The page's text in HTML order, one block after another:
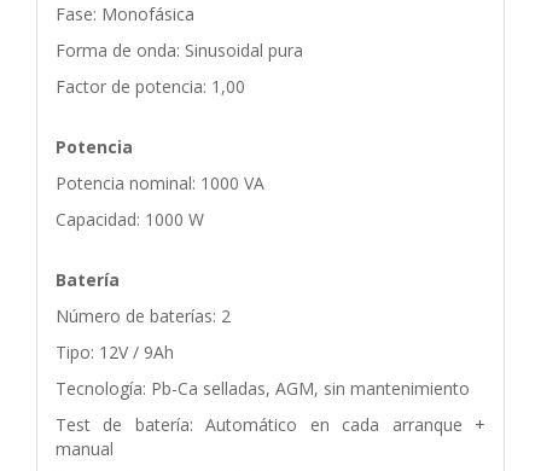
Fase: Monofásica
Forma de onda: Sinusoidal pura
Factor de potencia: 1,00
Potencia
Potencia nominal: 1000 VA
Capacidad: 1000 W
Batería
Número de baterías: 2
Tipo: 12V / 9Ah
Tecnología: Pb-Ca selladas, AGM, sin mantenimiento
Test de batería: Automático en cada arranque +
manual